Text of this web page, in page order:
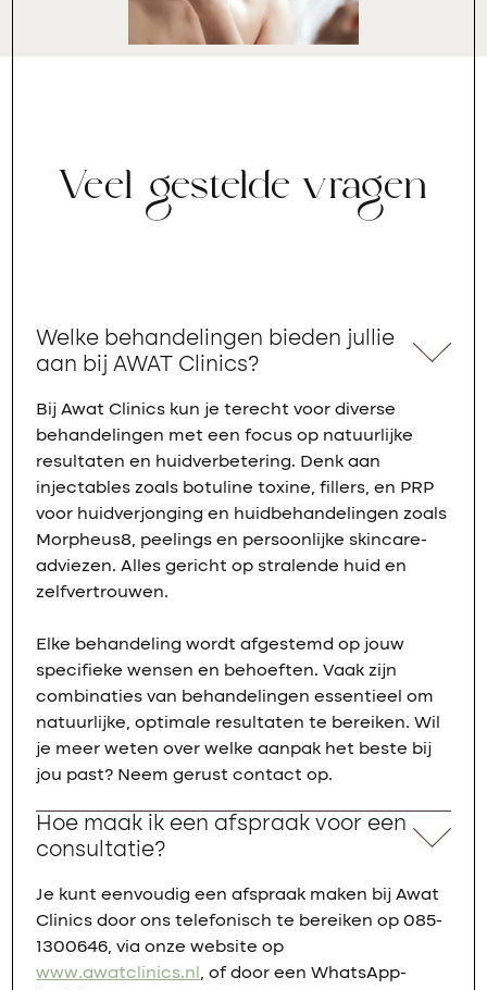
Veel gestelde vragen
Welke behandelingen bieden jullie
aan bij AWAT Clinics?
Bij Awat Clinics kun je terecht voor diverse
behandelingen met een focus op natuurlijke
resultaten en huidverbetering. Denk aan
injectables zoals botuline toxine, fillers, en PRP
voor huidverjonging en huidbehandelingen zoals
Morpheus8, peelings en persoonlijke skincare-
adviezen. Alles gericht op stralende huid en
zelfvertrouwen.
Elke behandeling wordt afgestemd op jouw
specifieke wensen en behoeften. Vaak zijn
combinaties van behandelingen essentieel om
natuurlijke, optimale resultaten te bereiken. Wil
je meer weten over welke aanpak het beste bij
jou past? Neem gerust contact op.
Hoe maak ik een afspraak voor een
consultatie?
Je kunt eenvoudig een afspraak maken bij Awat
Clinics door ons telefonisch te bereiken op 085-
1300646, via onze website op
www.awatclinics.nl , of door een WhatsApp-